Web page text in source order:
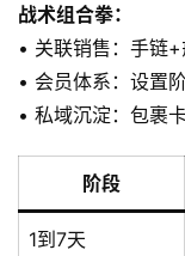
战术组合拳：
• 关联销售：手链
• 会员体系：设置
• 私域沉淀：包裹
阶段
1到7天